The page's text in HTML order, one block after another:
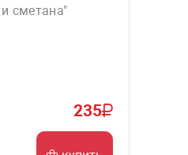
сметана"
235